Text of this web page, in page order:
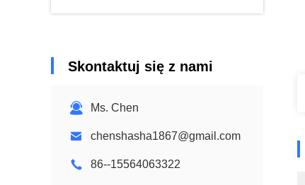
Skontaktuj się z nami
Ms. Chen
chenshasha1867@gmail.com
86--15564063322